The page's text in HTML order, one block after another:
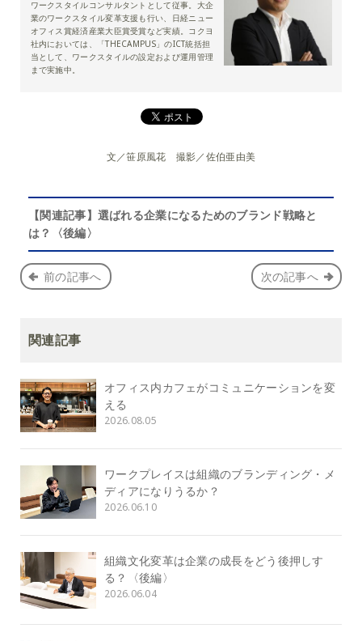
ワークスタイルコンサルタントとして従事。大企
業のワークスタイル変革支援も行い、日経ニュー
オフィス賞経済産業大臣賞受賞など実績。コクヨ
社内においては、「THECAMPUS」のICT統括担
当として、ワークスタイルの設定および運用管理
まで実施中。
文／笹原風花 撮影／佐伯亜由美
【関連記事】選ばれる企業になるためのブランド戦略と
は？〈後編〉
前の記事へ 次の記事へ
関連記事
オフィス内カフェがコミュニケーションを変
える
2026.08.05
ワークプレイスは組織のブランディング・メ
ディアになりうるか？
2026.06.10
組織文化変革は企業の成長をどう後押しす
る？〈後編〉
2026.06.04